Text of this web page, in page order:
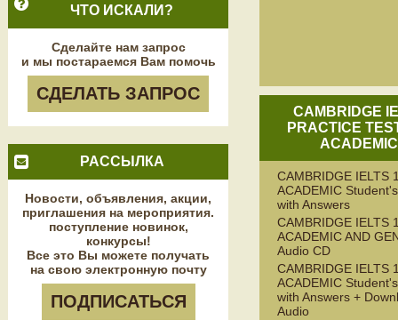
ЧТО ИСКАЛИ?
Сделайте нам запрос
и мы постараемся Вам помочь
СДЕЛАТЬ ЗАПРОС
РАССЫЛКА
Новости, объявления, акции,
приглашения на мероприятия.
поступление новинок,
конкурсы!
Все это Вы можете получать
на свою электронную почту
ПОДПИСАТЬСЯ
CAMBRIDGE
PRACTICE
ACADEMIC
CAMBRIDGE IELTS
ACADEMIC
with Answers
CAMBRIDGE IELTS
ACADEMIC AND
Audio CD
CAMBRIDGE IELTS
ACADEMIC
with Answers +
Audio